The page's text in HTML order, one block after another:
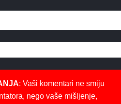
: Vaši komentari ne smiju
nego vaše mišljenje,